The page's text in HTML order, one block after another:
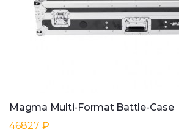
Magma Multi-Format Battle-Case
46827 ₽